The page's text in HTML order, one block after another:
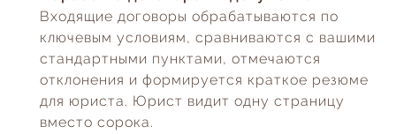
Входящие договоры обрабатываются по
ключевым условиям, сравниваются с вашими
стандартными пунктами, отмечаются
отклонения и формируется краткое резюме
для юриста. Юрист видит одну страницу
вместо сорока.